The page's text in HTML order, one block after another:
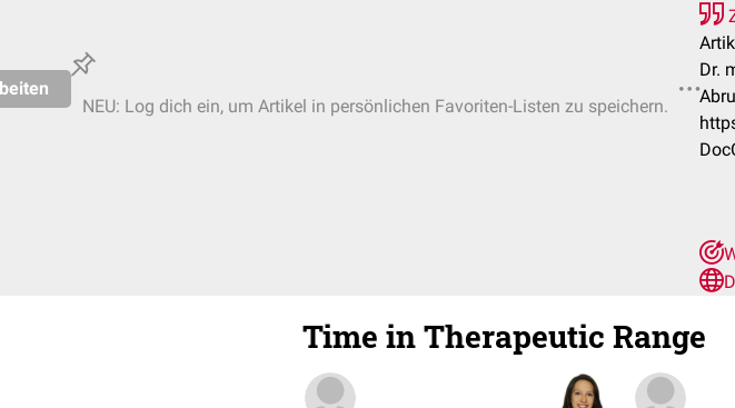
NEU: Log dich ein, um Artikel in persönlichen Favoriten-Listen zu speichern.
Dr.
Time in Therapeutic Range